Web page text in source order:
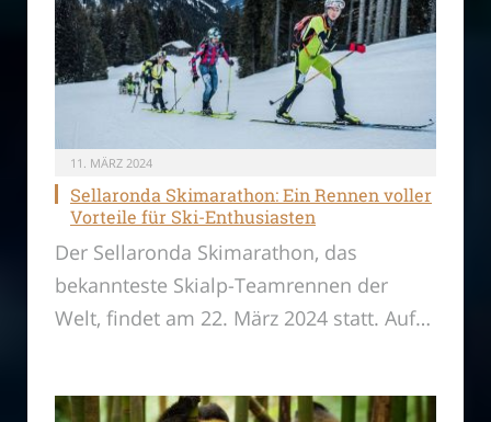
11. MÄRZ 2024
Sellaronda Skimarathon: Ein Rennen voller
Vorteile für Ski-Enthusiasten
Der Sellaronda Skimarathon, das
bekannteste Skialp-Teamrennen der
Welt, findet am 22. März 2024 statt. Auf…